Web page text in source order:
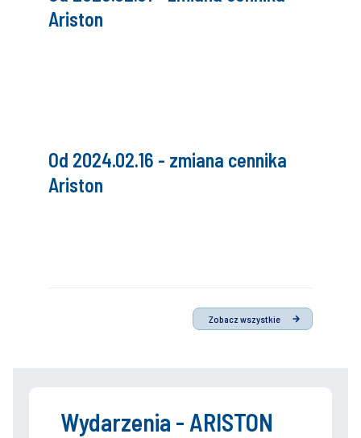
Ariston
Od 2024.02.16 - zmiana cennika
Ariston
Zobacz wszystkie
Wydarzenia - ARISTON